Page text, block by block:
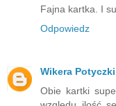
Fajna kartka. I
Odpowiedz
Wikera Potyczki
Obie kartki